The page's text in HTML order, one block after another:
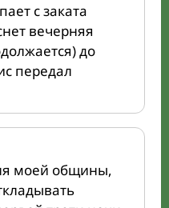
с заката
вечерняя
до
передал
моей общины,